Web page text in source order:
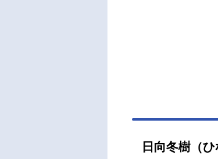
日向冬樹（